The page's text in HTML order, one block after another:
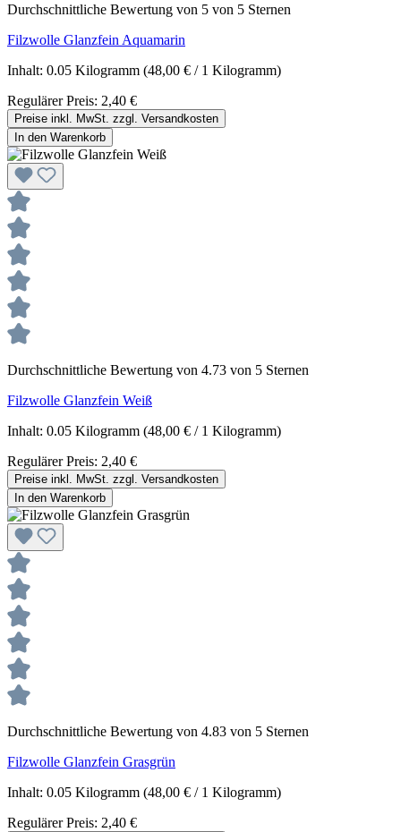
Durchschnittliche Bewertung von 5 von 5 Sternen
Filzwolle Glanzfein Aquamarin
Inhalt: 0.05 Kilogramm (48,00 € / 1 Kilogramm)
Regulärer Preis: 2,40 €
Preise inkl. MwSt. zzgl. Versandkosten
In den Warenkorb
Durchschnittliche Bewertung von 4.73 von 5 Sternen
Filzwolle Glanzfein Weiß
Inhalt: 0.05 Kilogramm (48,00 € / 1 Kilogramm)
Regulärer Preis: 2,40 €
Preise inkl. MwSt. zzgl. Versandkosten
In den Warenkorb
Durchschnittliche Bewertung von 4.83 von 5 Sternen
Filzwolle Glanzfein Grasgrün
Inhalt: 0.05 Kilogramm (48,00 € / 1 Kilogramm)
Regulärer Preis: 2,40 €